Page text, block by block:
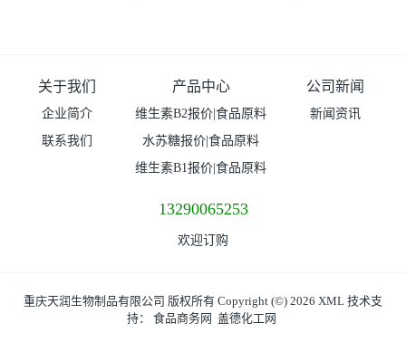
关于我们
企业简介
联系我们
产品中心
维生素B2报价|食品原料
水苏糖报价|食品原料
维生素B1报价|食品原料
公司新闻
新闻资讯
13290065253
欢迎订购
重庆天润生物制品有限公司 版权所有 Copyright (©) 2026 XML 技术支
持： 食品商务网 盖德化工网